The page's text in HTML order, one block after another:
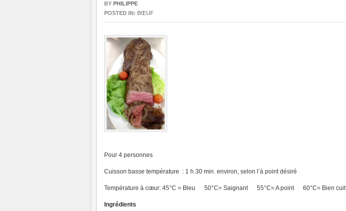
BY PHILIPPE
POSTED IN: BŒUF
Pour 4 personnes
Cuisson basse température : 1 h 30 min. environ, selon l’à point désiré
Température à cœur: 45°C = Bleu 50°C= Saignant 55°C= A point 60°C= Bien cuit
Ingrédients